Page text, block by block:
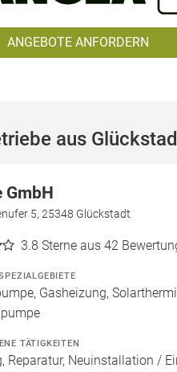
ANGEBOTE ANFORDERN
aus
GmbH
5, 25348 Glückstadt
3.8 Sterne aus 42
Gasheizung,
TÄTIGKEITEN
Reparatur, Neuinstallation /